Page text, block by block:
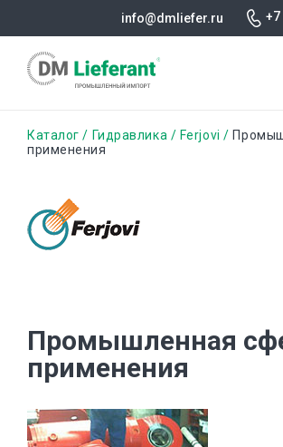
info@dmliefer.ru
Строка
Каталог Гидравлика Ferjovi
применения
Промышленная
применения